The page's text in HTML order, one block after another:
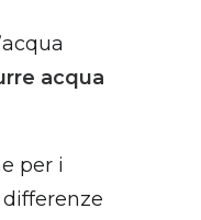
acqua
per i